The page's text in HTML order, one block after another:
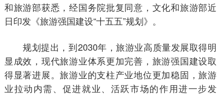
和旅游部获悉，经国务院批复同意，文化和旅游部近
日印发《旅游强国建设“十五五”规划》。
规划提出，到2030年，旅游业高质量发展取得明
显成效，现代旅游业体系更加完善，旅游强国建设取
得显著进展。旅游业的支柱产业地位更加稳固，旅游
业拉动内需、促进就业、活跃市场的作用进一步发